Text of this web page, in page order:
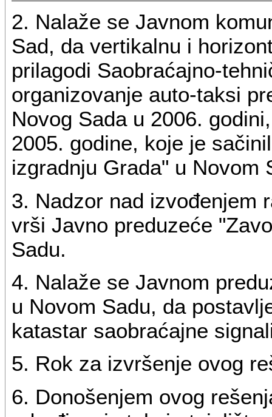
2. Nalaže se Javnom
Sad, da vertikalnu i
prilagodi Saobraćajno-
organizovanje auto-taksi
Novog Sada u 2006.
2005. godine, koje je
izgradnju Grada" u Novom
3. Nadzor nad izvođenjem
vrši Javno preduzeće
Sadu.
4. Nalaže se Javnom
u Novom Sadu, da
katastar saobraćajne
5. Rok za izvršenje ovog
6. Donošenjem ovog